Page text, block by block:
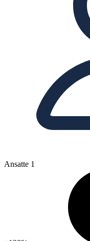
Ansatte 1